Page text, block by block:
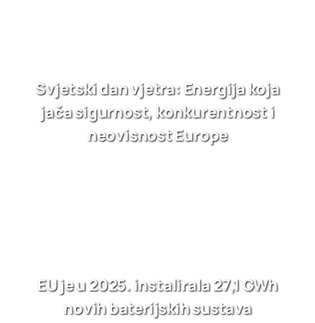
Svjetski dan vjetra: Energija koja
jača sigurnost, konkurentnost i
neovisnost Europe
EU je u 2025. instalirala 27,1 GWh
novih baterijskih sustava